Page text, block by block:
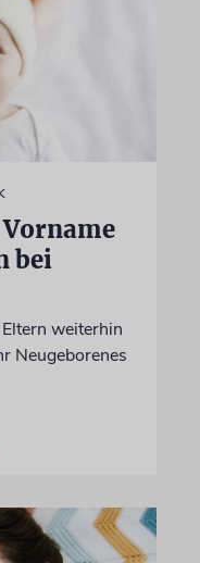
bei
weiterhin
Neugeborenes